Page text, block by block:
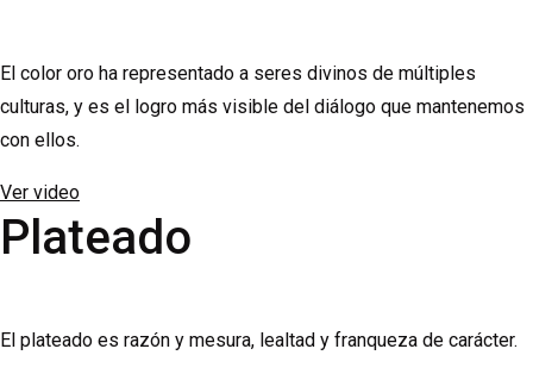
El color oro ha representado a seres divinos de múltiples
culturas, y es el logro más visible del diálogo que mantenemos
con ellos.
Ver video
Plateado
El plateado es razón y mesura, lealtad y franqueza de carácter.